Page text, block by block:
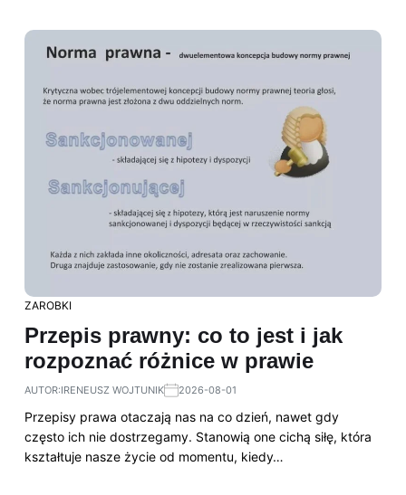
ZAROBKI
Przepis prawny: co to jest i jak
rozpoznać różnice w prawie
AUTOR:IRENEUSZ WOJTUNIK 2026-08-01
Przepisy prawa otaczają nas na co dzień, nawet gdy
często ich nie dostrzegamy. Stanowią one cichą siłę, która
kształtuje nasze życie od momentu, kiedy…